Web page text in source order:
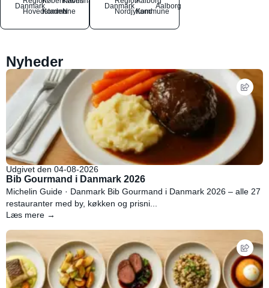
Danmark
Hovedstaden
Kommune
N
Danmark
NordjyllandKommune
Aalborg
Nyheder
Udgivet den 04-08-2026
Bib Gourmand i Danmark 2026
Michelin Guide · Danmark Bib Gourmand i Danmark 2026 – alle 27
restauranter med by, køkken og prisni...
Læs mere →